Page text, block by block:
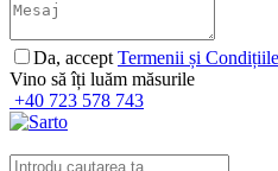
Da, accept Termenii și Condițiile
Vino să îți luăm măsurile
+40 723 578 743